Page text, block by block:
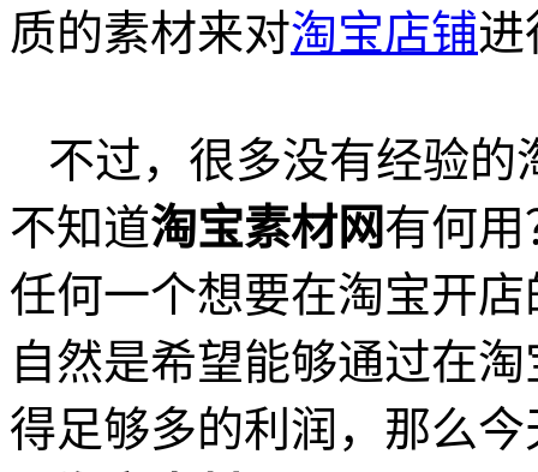
质的素材来对淘宝店铺进
不过，很多没有经验的
不知道淘宝素材网有何
任何一个想要在淘宝开
自然是希望能够通过在
得足够多的利润，那么